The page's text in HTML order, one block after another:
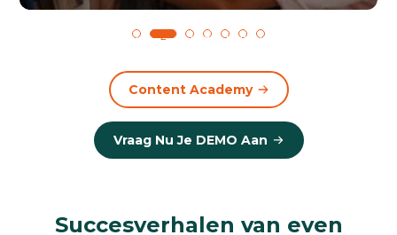
1 2 3 4 5 6 7
Content Academy
Vraag Nu Je DEMO Aan
Succesverhalen van even